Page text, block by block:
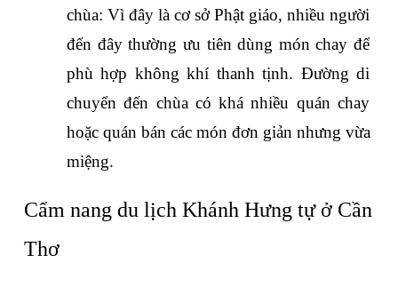
chùa: Vì đây là cơ sở Phật giáo, nhiều người
đến đây thường ưu tiên dùng món chay để
phù hợp không khí thanh tịnh. Đường di
chuyển đến chùa có khá nhiều quán chay
hoặc quán bán các món đơn giản nhưng vừa
miệng.
Cẩm nang du lịch Khánh Hưng tự ở Cần
Thơ